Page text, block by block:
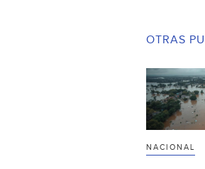
OTRAS
NACIONAL